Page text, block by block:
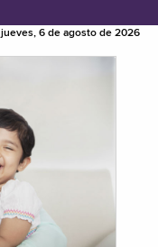
jueves, 6 de agosto de 2026